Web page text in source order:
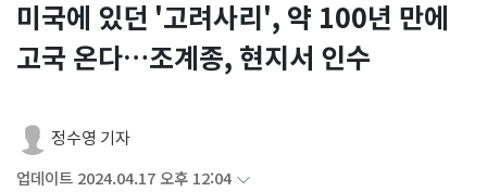
미국에 있던 '고려사리', 약 100년 만에
고국 온다…조계종, 현지서 인수
정수영 기자
업데이트 2024.04.17 오후 12:04